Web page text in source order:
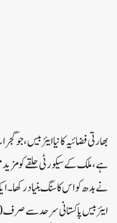
بھارتی فضائیہ کا نیا ایئربیس، جو
ہے، ملک کے سیکورٹی حلقے کو
نے بدھ کو اس کا سنگ بنیاد